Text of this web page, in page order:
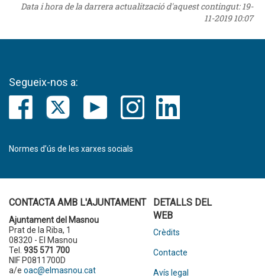
Data i hora de la darrera actualització d'aquest contingut:19-
11-2019 10:07
Segueix-nos a:
Normes d’ús de les xarxes socials
CONTACTA AMB L'AJUNTAMENT
Ajuntament del Masnou
Prat de la Riba, 1
08320 - El Masnou
Tel. 935 571 700
NIF P0811700D
a/e oac@elmasnou.cat
DETALLS DEL
WEB
Crèdits
Contacte
Avís legal